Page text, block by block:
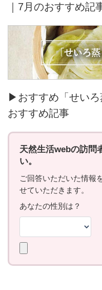
｜7月のおすすめ記
▶おすすめ「せい
おすすめ記事